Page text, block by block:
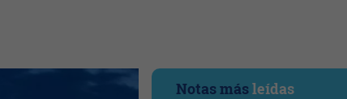
Notas másleídas